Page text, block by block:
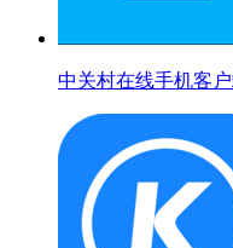
中关村在线手机客